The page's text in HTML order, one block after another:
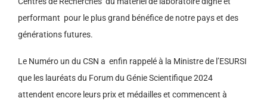
performant pour le plus grand bénéfice de notre pays et des
générations futures.
Le Numéro un du CSN a enfin rappelé à la Ministre de l’ESURSI
que les lauréats du Forum du Génie Scientifique 2024
attendent encore leurs prix et médailles et commencent à